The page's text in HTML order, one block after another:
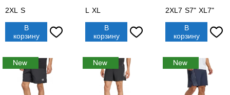
2XL S
В
корзину
L XL
В
корзину
2XL7 S7" XL7"
В
корзину